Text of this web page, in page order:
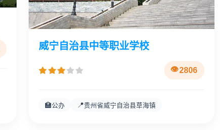
威宁自治县中等职业学校
2806
🏫公办 📍贵州省威宁自治县草海镇